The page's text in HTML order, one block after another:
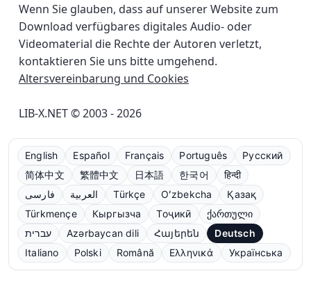
Wenn Sie glauben, dass auf unserer Website zum
Download verfügbares digitales Audio- oder
Videomaterial die Rechte der Autoren verletzt,
kontaktieren Sie uns bitte umgehend.
Altersvereinbarung und Cookies
LIB-X.NET © 2003 - 2026
English Español Français Português
Русский
简体中文
繁體中文 日本語 한국어
हिन्दी
فارسی
العربية Türkçe Oʻzbekcha
Қазақ
Türkmençe
Кыргызча Тоҷикӣ
ქართული
עברית
Azərbaycan dili Հայերեն
Deutsch
Italiano
Polski Română Ελληνικά Українська